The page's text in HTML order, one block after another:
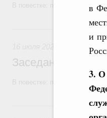
в
и
3. О
В повестке: проекты
Заседание